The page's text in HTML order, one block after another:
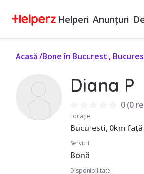
Helperi Anunțuri
Acasă /Bone în Bucuresti,
Diana P
0(0
Locație
Bucuresti, 0km
Servicii
Bonă
Disponibilitate